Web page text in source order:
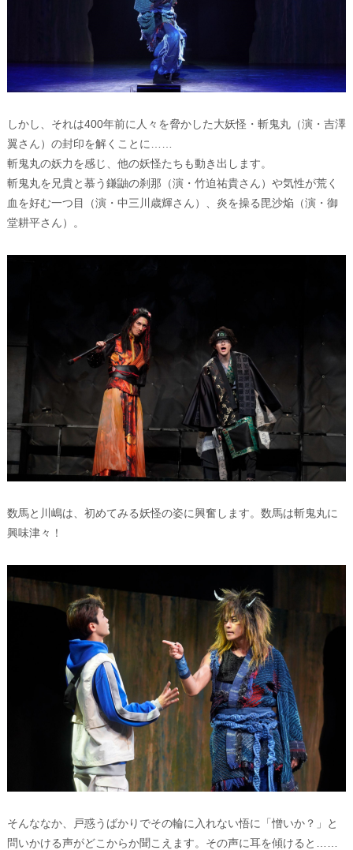
しかし、それは400年前に人々を脅かした大妖怪・斬鬼丸（演・吉澤
翼さん）の封印を解くことに……
斬鬼丸の妖力を感じ、他の妖怪たちも動き出します。
斬鬼丸を兄貴と慕う鎌鼬の刹那（演・竹迫祐貴さん）や気性が荒く
血を好む一つ目（演・中三川歳輝さん）、炎を操る毘沙焔（演・御
堂耕平さん）。
数馬と川嶋は、初めてみる妖怪の姿に興奮します。数馬は斬鬼丸に
興味津々！
そんななか、戸惑うばかりでその輪に入れない悟に「憎いか？」と
問いかける声がどこからか聞こえます。その声に耳を傾けると……